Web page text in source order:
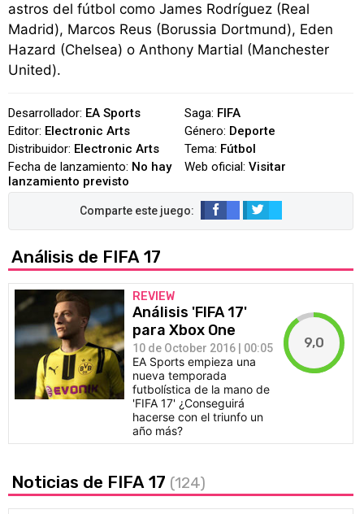
astros del fútbol como James Rodríguez (Real
Madrid), Marcos Reus (Borussia Dortmund), Eden
Hazard (Chelsea) o Anthony Martial (Manchester
United).
Desarrollador: EA Sports
Editor: Electronic Arts
Distribuidor: Electronic Arts
Fecha de lanzamiento: No hay
lanzamiento previsto
Saga: FIFA
Género: Deporte
Tema: Fútbol
Web oficial: Visitar
Análisis de FIFA 17
REVIEW
Análisis 'FIFA 17'
para Xbox One
10 de October 2016 | 00:05
EA Sports empieza una
nueva temporada
futbolística de la mano de
'FIFA 17' ¿Conseguirá
hacerse con el triunfo un
año más?
9,0
Noticias de FIFA 17 (124)